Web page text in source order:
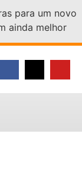
para um novo
ainda melhor